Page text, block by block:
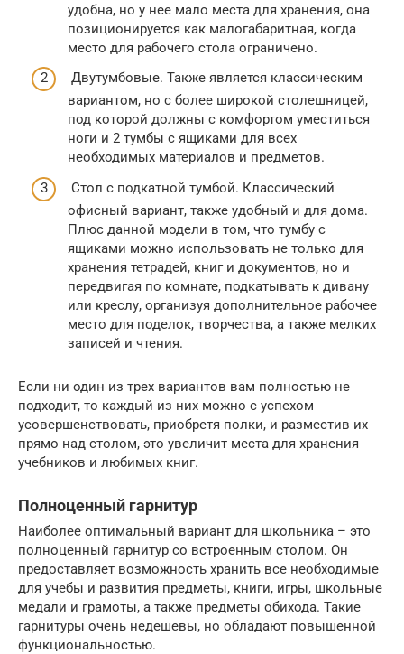
удобна, но у нее мало места для хранения, она
позиционируется как малогабаритная, когда
место для рабочего стола ограничено.
Двутумбовые. Также является классическим
вариантом, но с более широкой столешницей,
под которой должны с комфортом уместиться
ноги и 2 тумбы с ящиками для всех
необходимых материалов и предметов.
Стол с подкатной тумбой. Классический
офисный вариант, также удобный и для дома.
Плюс данной модели в том, что тумбу с
ящиками можно использовать не только для
хранения тетрадей, книг и документов, но и
передвигая по комнате, подкатывать к дивану
или креслу, организуя дополнительное рабочее
место для поделок, творчества, а также мелких
записей и чтения.
Если ни один из трех вариантов вам полностью не
подходит, то каждый из них можно с успехом
усовершенствовать, приобретя полки, и разместив их
прямо над столом, это увеличит места для хранения
учебников и любимых книг.
Полноценный гарнитур
Наиболее оптимальный вариант для школьника – это
полноценный гарнитур со встроенным столом. Он
предоставляет возможность хранить все необходимые
для учебы и развития предметы, книги, игры, школьные
медали и грамоты, а также предметы обихода. Такие
гарнитуры очень недешевы, но обладают повышенной
функциональностью.